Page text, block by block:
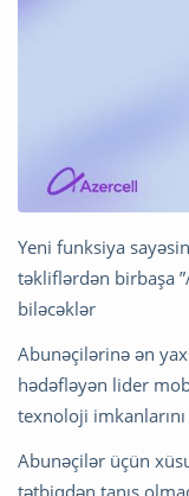
Yeni funksiya
təkliflərdən birbaşa
biləcəklər
Abunəçilərinə ən
hədəfləyən lider
texnoloji
Abunəçilər üçün